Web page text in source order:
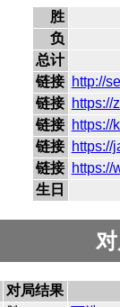
胜
负
总计
链接 http://
链接 https://
链接 https://
链接 https://
链接 https://
生日
对局结果